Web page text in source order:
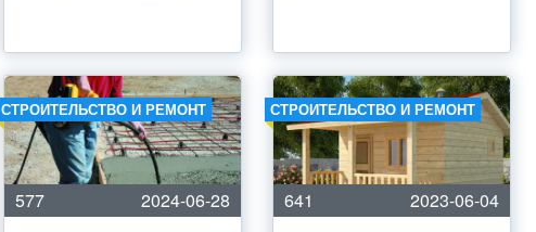
СТРОИТЕЛЬСТВО И РЕМОНТ
577
2024-06-28
СТРОИТЕЛЬСТВО И РЕМОНТ
641
2023-06-04